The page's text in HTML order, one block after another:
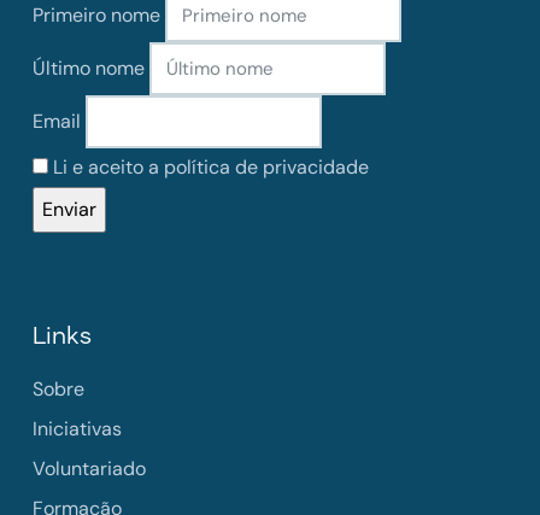
Primeiro nome
Último nome
Email
Li e aceito a política de privacidade
Links
Sobre
Iniciativas
Voluntariado
Formação